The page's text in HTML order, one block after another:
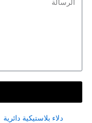
دلاء بلاستيكية دائرية